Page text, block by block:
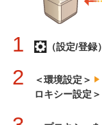
1 （設定/登録
2 ＜環境設定＞
ロキシー設定